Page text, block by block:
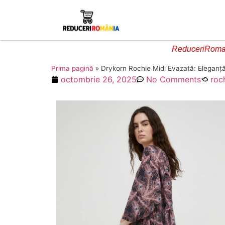
Prima pagină » Drykorn Rochie Midi Evazată:
octombrie 26, 2025 No Comments